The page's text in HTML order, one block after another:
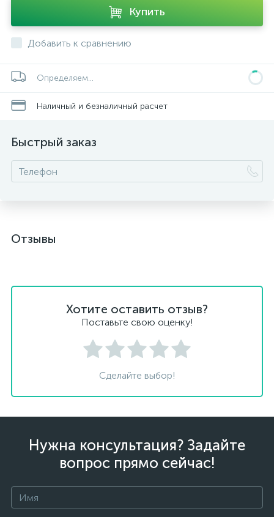
Купить
Добавить к сравнению
Определяем...
Наличный и безналичный расчет
Быстрый заказ
Отзывы
Хотите оставить отзыв?
Поставьте свою оценку!
Сделайте выбор!
Нужна консультация? Задайте
вопрос прямо сейчас!